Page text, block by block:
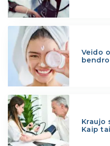
Veido
Kraujo
Kaip